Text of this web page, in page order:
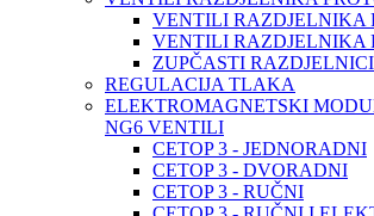
VENTILI RAZDJELNIKA
VENTILI RAZDJELNIKA
ZUPČASTI
REGULACIJA TLAKA
ELEKTROMAGNETSKI
NG6 VENTILI
CETOP 3 - JEDNORADNI
CETOP 3 - DVORADNI
CETOP 3 - RUČNI